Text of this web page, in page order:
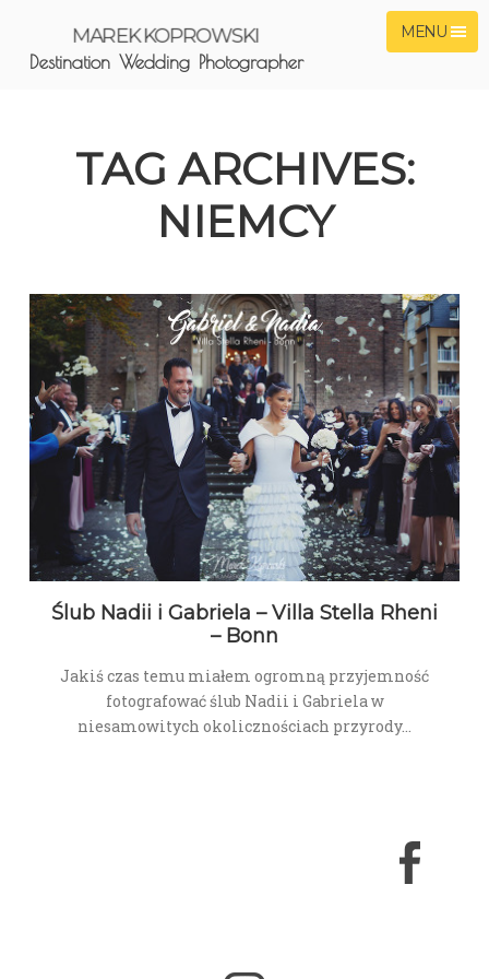
MENU
MAREK KOPROWSKI
Destination Wedding Photographer
TAG ARCHIVES:
NIEMCY
Ślub Nadii i Gabriela – Villa Stella Rheni
– Bonn
Jakiś czas temu miałem ogromną przyjemność
fotografować ślub Nadii i Gabriela w
niesamowitych okolicznościach przyrody…